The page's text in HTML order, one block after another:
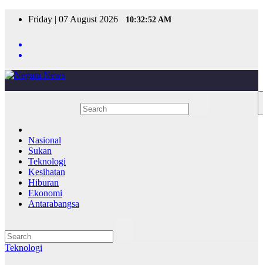
Friday | 07 August 2026 10:32:52 AM
Nasional
Sukan
Teknologi
Kesihatan
Hiburan
Ekonomi
Antarabangsa
Teknologi